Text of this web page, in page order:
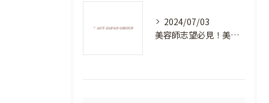
2024/07/03
美容師志望必見！美容室NEWSTANDARDで最高のスキルアップを目指そう！